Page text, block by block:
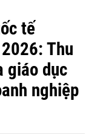
tế
Thu
giáo dục
nghiệp